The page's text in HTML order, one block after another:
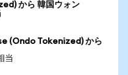
から 韓国ウォン
(Ondo Tokenized) から
当